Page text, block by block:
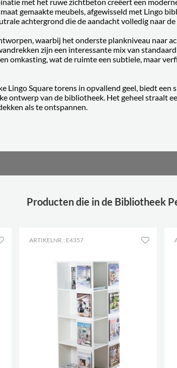
gemaakte meubels, afgewisseld met Lingo
achtergrond die de aandacht volledig naar
waarbij het onderste plankniveau naar
zijn een interessante mix van
omkasting, wat de ruimte een subtiele, maar
Lingo Square torens in opvallend geel, biedt een
ontwerp van de bibliotheek. Het geheel straalt
als te ontspannen.
Producten die in de Bibliotheek
ARTIKELNR.: E4357